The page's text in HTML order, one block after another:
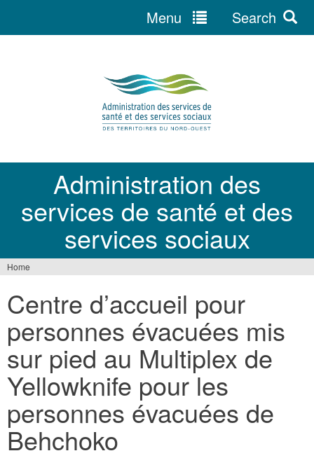
Administration des
services de santé et des
services sociaux
Menu Search
are
here
Home
Centre d’accueil pour
personnes évacuées mis
sur pied au Multiplex de
Yellowknife pour les
personnes évacuées de
Behchoko